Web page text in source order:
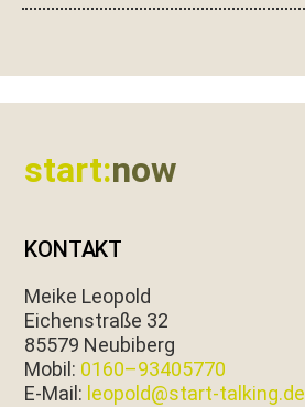
start:now
KONTAKT
Meike Leopold
Eichen­straße 32
85579 Neubiberg
Mobil: 0160–93405770
E‑Mail: leopold@start-talking.de